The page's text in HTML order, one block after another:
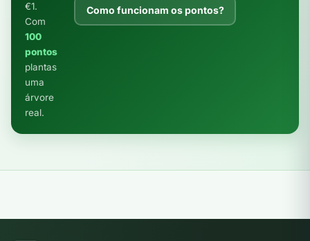
€1.
Com
100
pontos
plantas
uma
árvore
real.
Como funcionam os pontos?